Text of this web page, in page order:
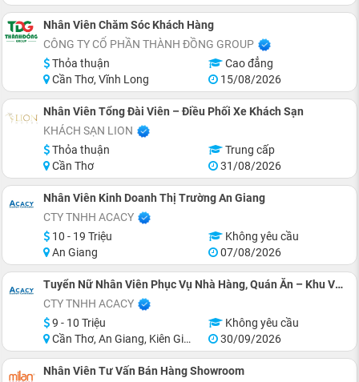
Nhân Viên Chăm Sóc Khách Hàng
CÔNG TY CỔ PHẦN THÀNH ĐỒNG GROUP
Thỏa thuận
Cao đẳng
Cần Thơ, Vĩnh Long
15/08/2026
Nhân Viên Tổng Đài Viên – Điều Phối Xe Khách Sạn
KHÁCH SẠN LION
Thỏa thuận
Trung cấp
Cần Thơ
31/08/2026
Nhân Viên Kinh Doanh Thị Trường An Giang
CTY TNHH ACACY
10 - 19 Triệu
Không yêu cầu
An Giang
07/08/2026
Tuyển Nữ Nhân Viên Phục Vụ Nhà Hàng, Quán Ăn – Khu Vực Miền Tây
CTY TNHH ACACY
9 - 10 Triệu
Không yêu cầu
Cần Thơ, An Giang, Kiên Giang, Tiền Giang, Cà Mau, Long An
30/09/2026
Nhân Viên Tư Vấn Bán Hàng Showroom